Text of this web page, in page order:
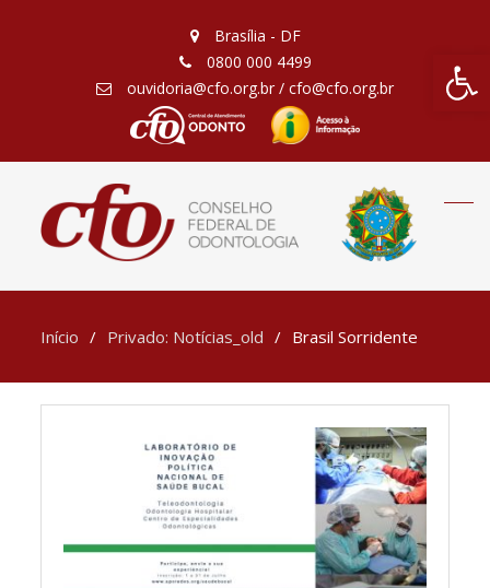
Barra
Brasília - DF
0800 000 4499
ouvidoria@cfo.org.br / cfo@cfo.org.br
Início Privado: Notícias_old Brasil Sorridente